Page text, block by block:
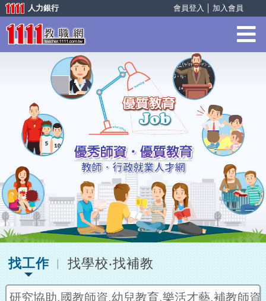
會員登入 加入會員
人力銀行
找工作 ︱ 找學校‧找補教